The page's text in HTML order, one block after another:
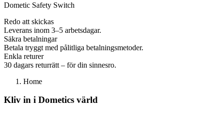
Dometic Safety Switch
Redo att skickas
Leverans inom 3–5 arbetsdagar.
Säkra betalningar
Betala tryggt med pålitliga betalningsmetoder.
Enkla returer
30 dagars returrätt – för din sinnesro.
Home
Kliv in i Dometics värld